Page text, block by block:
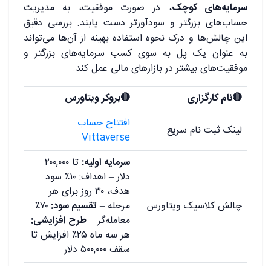
سرمایه‌های کوچک، در صورت موفقیت، به مدیریت
حساب‌های بزرگتر و سودآورتر دست یابند. بررسی دقیق
این چالش‌ها و درک نحوه استفاده بهینه از آن‌ها می‌تواند
به عنوان یک پل به سوی کسب سرمایه‌های بزرگتر و
موفقیت‌های بیشتر در بازارهای مالی عمل کند.
🔴نام کارگزاری
🔴بروکر ویتاورس
لینک ثبت نام سریع
افتتاح حساب
Vittaverse
چالش کلاسیک ویتاورس
سرمایه اولیه:
تا ۲۰۰,۰۰۰
دلار – اهداف: ۱۰٪ سود
هدف، ۳۰ روز برای هر
مرحله – تقسیم سود:
۷۰٪
معامله‌گر –طرح افزایشی:
هر سه ماه ۲۵٪ افزایش تا
سقف ۵۰۰,۰۰۰ دلار